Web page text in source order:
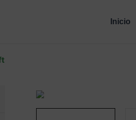
Inicio